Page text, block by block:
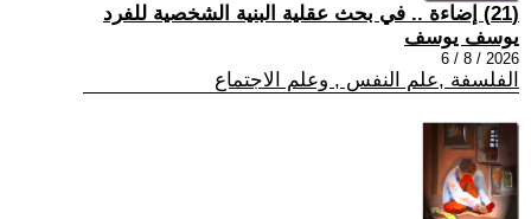
(21) إضاءة .. في بحث عقلية البنية الشخصية للفرد
يوسف يوسف
2026 / 8 / 6
الفلسفة ,علم النفس , وعلم الاجتماع